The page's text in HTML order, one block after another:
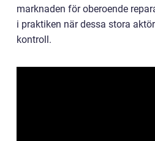
marknaden för oberoende
i praktiken när dessa stora
kontroll.